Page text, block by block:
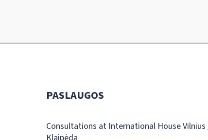
PASLAUGOS
Consultations at International House Vilnius